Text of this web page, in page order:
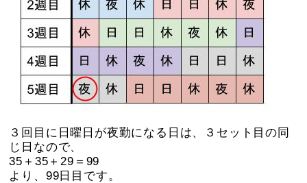
３回目に日曜日が夜勤になる日は、３セット目の同
じ日なので、
35＋35＋29＝99
より、99日目です。